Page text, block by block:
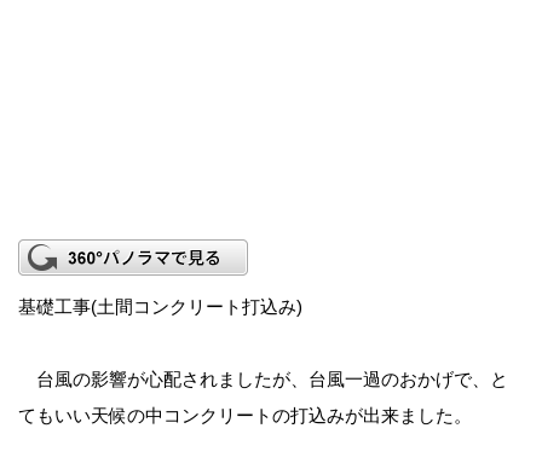
基礎工事(土間コンクリート打込み)
台風の影響が心配されましたが、台風一過のおかげで、と
てもいい天候の中コンクリートの打込みが出来ました。